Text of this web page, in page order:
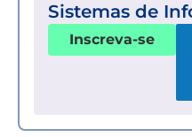
Sistemas de
Inscreva-se